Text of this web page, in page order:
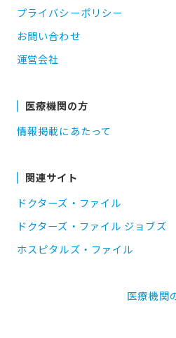
プライバシーポリシー
お問い合わせ
運営会社
医療機関の方
情報掲載にあたって
関連サイト
ドクターズ・ファイル
ドクターズ・ファイル ジョブズ
ホスピタルズ・ファイル
医療機関